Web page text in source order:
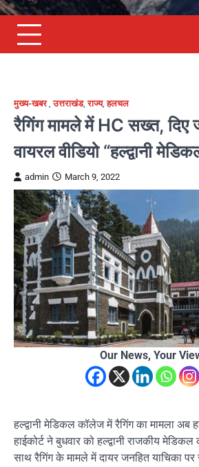
मुख्य-खबर,उत्तराखंड,राज्य,हलचल
रैगिंग मामले में HC सख्त,
वायरल वीडियो “हल्द्वानी
admin March 9, 2022
Our News, Your
हल्द्वानी मेडिकल कॉलेज में रैगिंग का मामला अब
हाईकोर्ट ने बुधवार को हल्द्वानी राजकीय
साथ रैगिंग के मामले में दायर जनहित याचिका पर